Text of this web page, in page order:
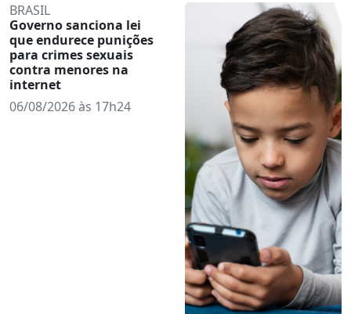
BRASIL
Governo sanciona lei
que endurece punições
para crimes sexuais
contra menores na
internet
06/08/2026 às 17h24